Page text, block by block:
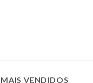
MAIS VENDIDOS